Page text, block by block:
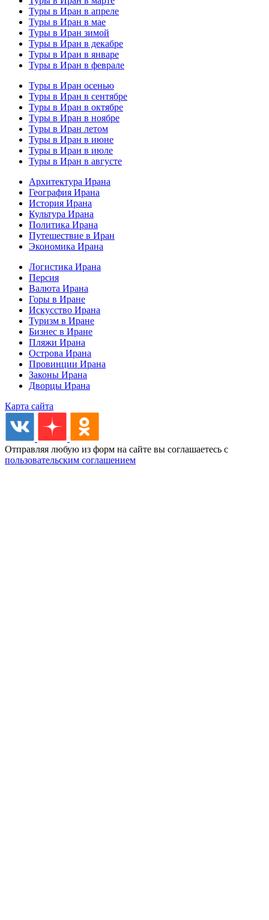
Туры в Иран в апреле
Туры в Иран в мае
Туры в Иран зимой
Туры в Иран в декабре
Туры в Иран в январе
Туры в Иран в феврале
Туры в Иран осенью
Туры в Иран в сентябре
Туры в Иран в октябре
Туры в Иран в ноябре
Туры в Иран летом
Туры в Иран в июне
Туры в Иран в июле
Туры в Иран в августе
Архитектура Ирана
География Ирана
История Ирана
Культура Ирана
Политика Ирана
Путешествие в Иран
Экономика Ирана
Логистика Ирана
Персия
Валюта Ирана
Горы в Иране
Искусство Ирана
Туризм в Иране
Бизнес в Иране
Пляжи Ирана
Острова Ирана
Провинции Ирана
Законы Ирана
Дворцы Ирана
Карта сайта
Отправляя любую из форм на сайте вы соглашаетесь с
пользовательским соглашением